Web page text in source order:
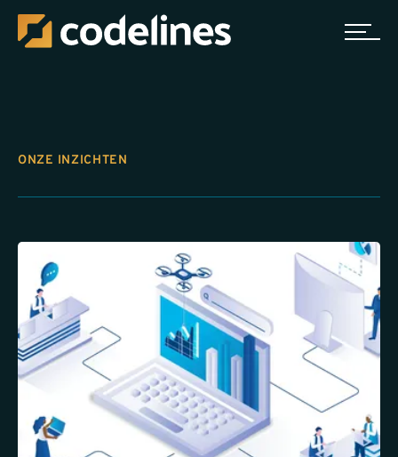
ONZE INZICHTEN